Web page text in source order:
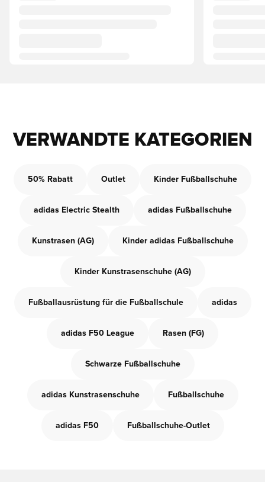
VERWANDTE KATEGORIEN
50% Rabatt Outlet Kinder Fußballschuhe
adidas Electric Stealth adidas Fußballschuhe
Kunstrasen (AG) Kinder adidas Fußballschuhe
Kinder Kunstrasenschuhe (AG)
Fußballausrüstung für die Fußballschule adidas
adidas F50 League Rasen (FG)
Schwarze Fußballschuhe
adidas Kunstrasenschuhe Fußballschuhe
adidas F50 Fußballschuhe-Outlet